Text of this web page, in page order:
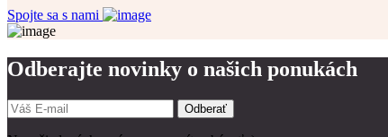
Spojte sa s nami
Odberajte novinky o našich ponukách
Odberať